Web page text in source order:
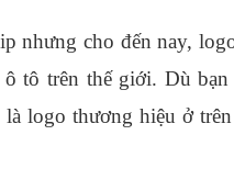
nhưng cho đến nay,
tô trên thế giới. Dù
logo thương hiệu ở